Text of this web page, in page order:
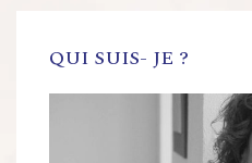
QUI SUIS- JE ?